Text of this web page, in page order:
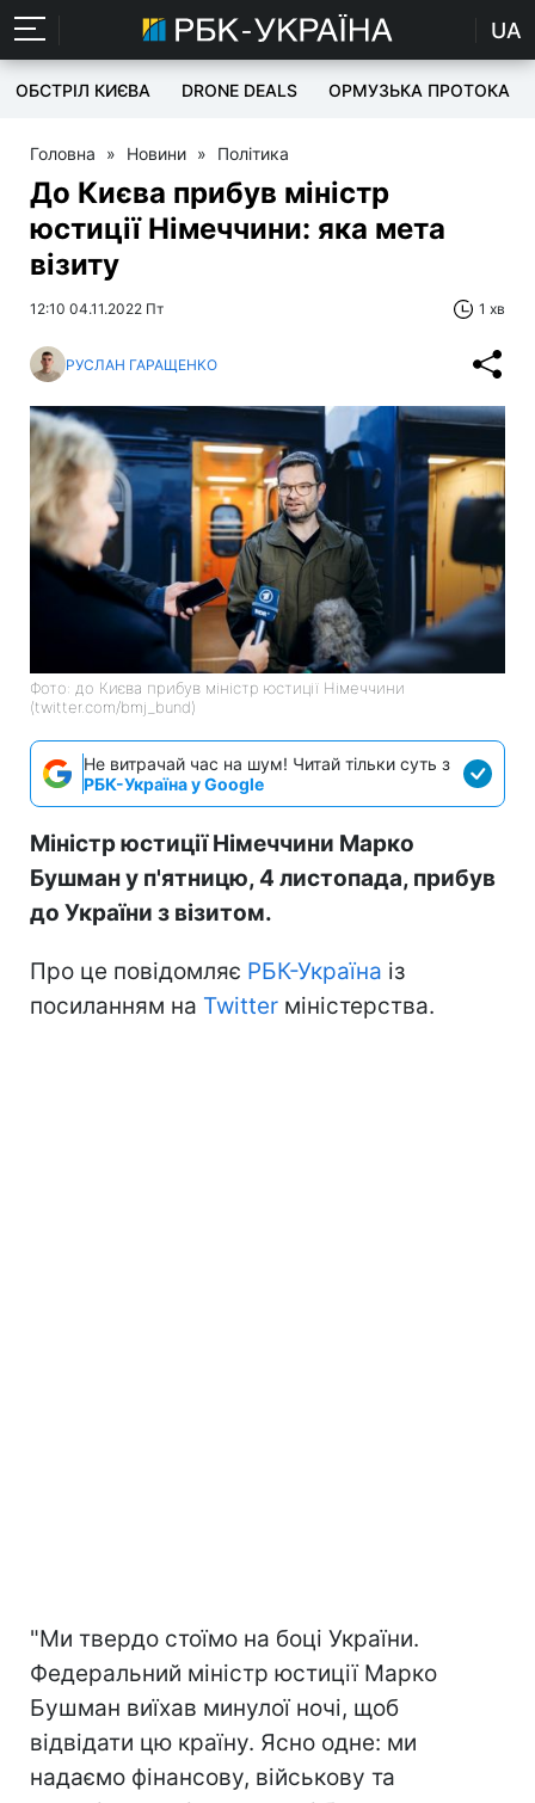
UA
ОБСТРІЛ КИЄВА DRONE DEALS ОРМУЗЬКА ПРОТОКА
Головна » Новини » Політика
До Києва прибув міністр
юстиції Німеччини: яка мета
візиту
12:10 04.11.2022 Пт 1 хв
РУСЛАН ГАРАЩЕНКО
Фото: до Києва прибув міністр юстиції Німеччини
(twitter.com/bmj_bund)
Не витрачай час на шум! Читай тільки суть з
РБК-Україна у Google
Міністр юстиції Німеччини Марко
Бушман у п'ятницю, 4 листопада, прибув
до України з візитом.
Про це повідомляє РБК-Україна із
посиланням на Twitter міністерства.
"Ми твердо стоїмо на боці України.
Федеральний міністр юстиції Марко
Бушман виїхав минулої ночі, щоб
відвідати цю країну. Ясно одне: ми
надаємо фінансову, військову та